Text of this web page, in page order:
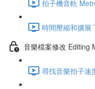
拍子機音軌
時間壓縮和擴展
音樂檔案修改 Editing
尋找音樂拍子速